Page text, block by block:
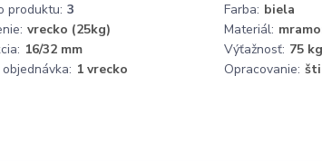
produktu: 3 Farba: biela
vrecko (25kg) Materiál:
16/32 mm Výťažnosť: 75
objednávka: 1 vrecko Opracovanie: